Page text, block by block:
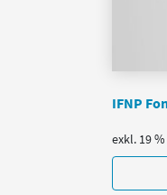
IFNP
exkl. 19